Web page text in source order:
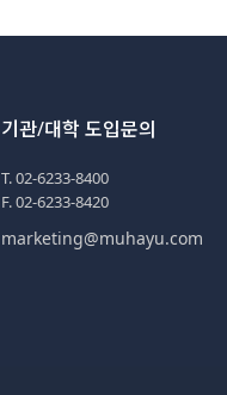
기관/대학 도입문의
T. 02-6233-8400
F. 02-6233-8420
marketing@muhayu.com